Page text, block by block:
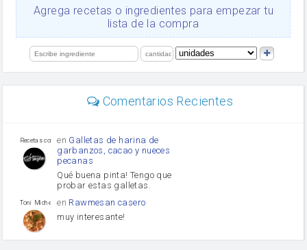
Ajos
Levadura
limón
Agrega recetas o ingredientes para empezar tu
lista de la compra
Comentarios Recientes
Recetas con sazon
en Galletas de harina de
garbanzos, cacao y nueces
pecanas
Qué buena pinta! Tengo que
probar estas galletas.
Toni Michel Caubet
en Rawmesan casero
muy interesante!